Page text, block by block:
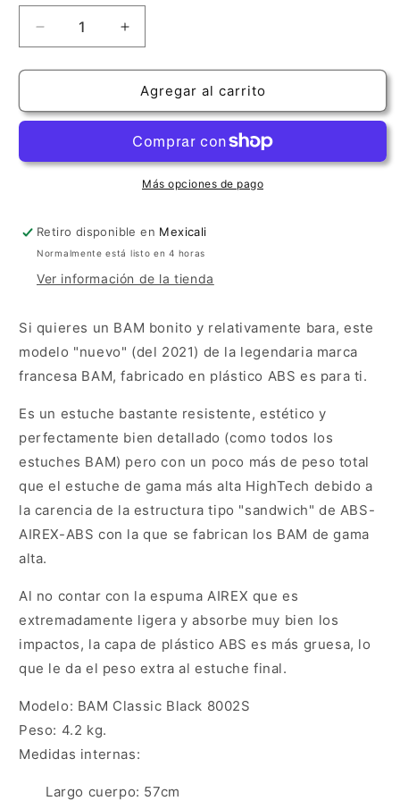
Reducir
cantidad
para
BAM
Aumentar
cantidad
para
Estuche
BAM
Negro
Agregar al carrito
Más opciones de pago
Retiro disponible en Mexicali
Normalmente está listo en 4 horas
Ver información de la tienda
Si quieres un BAM bonito y relativamente bara, este
modelo "nuevo" (del 2021) de la legendaria marca
francesa BAM, fabricado en plástico ABS es para ti.
Es un estuche bastante resistente, estético y
perfectamente bien detallado (como todos los
estuches BAM) pero con un poco más de peso total
que el estuche de gama más alta HighTech debido a
la carencia de la estructura tipo "sandwich" de ABS-
AIREX-ABS con la que se fabrican los BAM de gama
alta.
Al no contar con la espuma AIREX que es
extremadamente ligera y absorbe muy bien los
impactos, la capa de plástico ABS es más gruesa, lo
que le da el peso extra al estuche final.
Modelo: BAM Classic Black 8002S
Peso: 4.2 kg.
Medidas internas:
Largo cuerpo: 57cm